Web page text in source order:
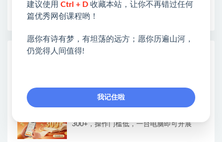
早为您提供丰盛价值。祝您前程似锦！
热门课程展示
建Al设计x派单变现的完整闭环
300+，操作门槛低，一台电脑即可开展
建议使用 Ctrl + D 收藏本站，让你不再错过任何
篇优秀网创课程哟！
愿你有诗有梦，有坦荡的远方；愿你历遍山河，
仍觉得人间值得!
我记住啦